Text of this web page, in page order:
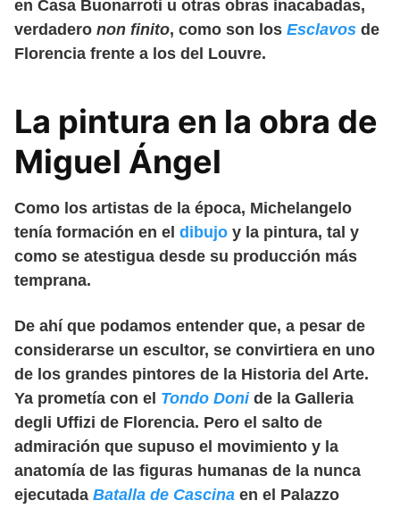
en Casa Buonarroti u otras obras inacabadas,
verdadero non finito, como son los Esclavos de
Florencia frente a los del Louvre.
La pintura en la obra de
Miguel Ángel
Como los artistas de la época, Michelangelo
tenía formación en el dibujo y la pintura, tal y
como se atestigua desde su producción más
temprana.
De ahí que podamos entender que, a pesar de
considerarse un escultor, se convirtiera en uno
de los grandes pintores de la Historia del Arte.
Ya prometía con el Tondo Doni de la Galleria
degli Uffizi de Florencia. Pero el salto de
admiración que supuso el movimiento y la
anatomía de las figuras humanas de la nunca
ejecutada Batalla de Cascina en el Palazzo